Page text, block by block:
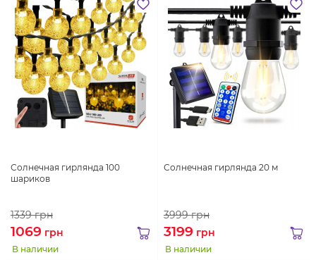
Солнечная гирлянда 100
шариков
1339грн
1069 грн
В наличии
Солнечная гирлянда 20 м
3999грн
3199 грн
В наличии